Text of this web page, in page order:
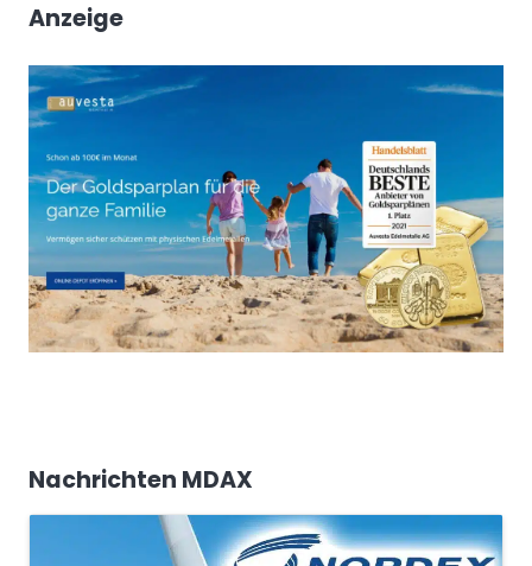
Anzeige
Nachrichten MDAX